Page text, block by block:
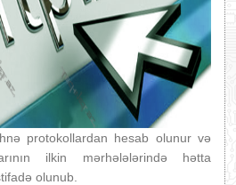
protokollardan hesab olunur və
ilkin mərhələlərində hətta
olunub.